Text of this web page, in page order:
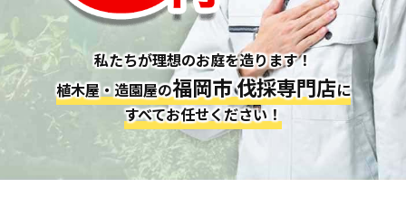
私たちが理想のお庭を造ります！
植木屋・造園屋の福岡市 伐採専門店に
すべてお任せください！